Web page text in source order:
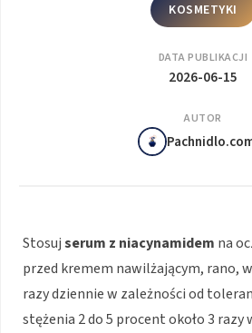
KOSMETYKI
DATA PUBLIKACJI
2026-06-15
AUTOR
Stosujserum z niacynamidem na
przed kremem nawilżającym, rano,
razy dziennie w zależności od
stężenia 2 do 5 procent około 3 razy